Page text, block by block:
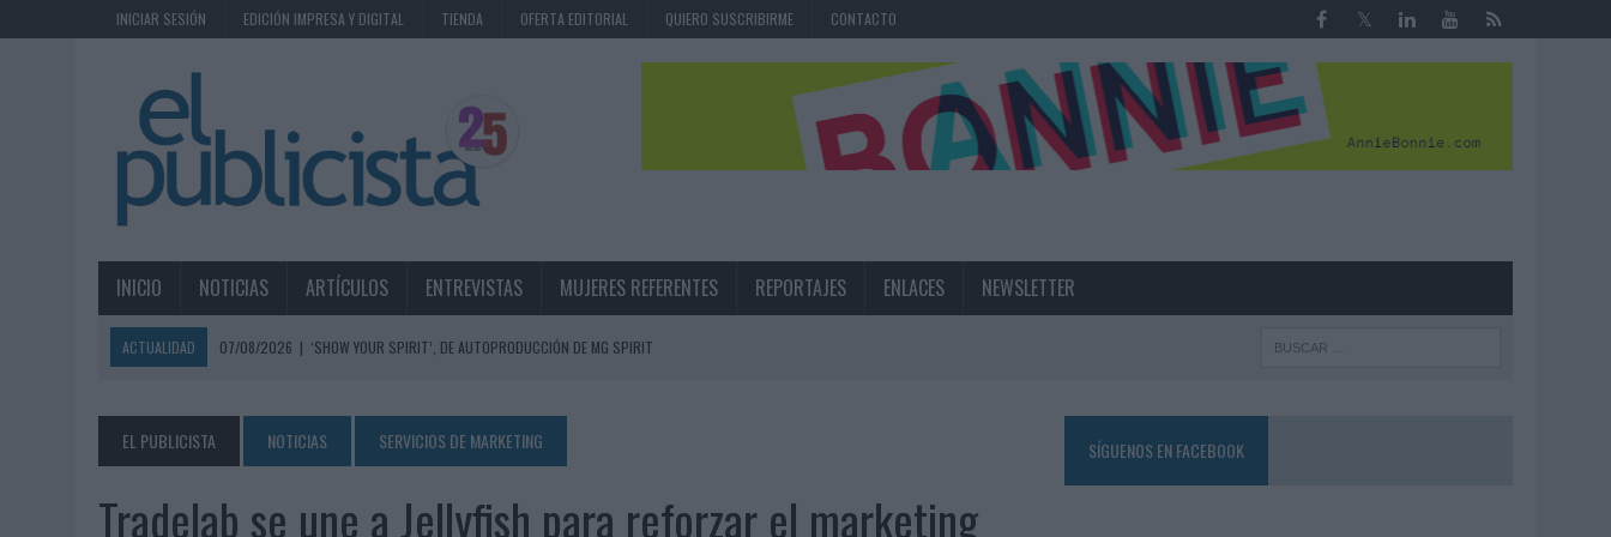
INICIAR SESIÓN EDICIÓN IMPRESA Y DIGITAL TIENDA OFERTA EDITORIAL QUIERO SUSCRIBIRME CONTACTO
INICIO NOTICIAS ARTÍCULOS ENTREVISTAS MUJERES REFERENTES REPORTAJES ENLACES NEWSLETTER
ACTUALIDAD 07/08/2026 | ‘SHOW YOUR SPIRIT’, DE AUTOPRODUCCIÓN DE MG SPIRIT
07/08/2026 | MG SPIRIT RELANZA SU MARCA CON UNA ESTRATEGIA 360º CENTRADA EN EL ORIGEN BARCELONÉS
07/08/2026
PATRÓN CONVIERTE EL NUEVO SINGLE DE ARÓN PIPER EN UNA EXPERIENCIA DE MARCA EN IBIZA
EL PUBLICISTA NOTICIAS SERVICIOS DE MARKETING
Tradelab se une a Jellyfish para reforzar el marketing
SÍGUENOS EN FACEBOOK